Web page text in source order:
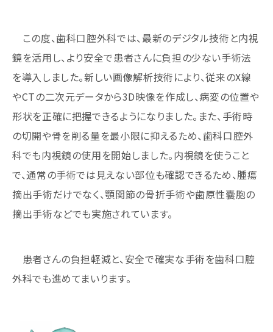
この度、歯科口腔外科では、最新のデジタル技術と内視
鏡を活用し、より安全で患者さんに負担の少ない手術法
を導入しました。新しい画像解析技術により、従来のX線
やCTの二次元データから3D映像を作成し、病変の位置や
形状を正確に把握できるようになりました。また、手術時
の切開や骨を削る量を最小限に抑えるため、歯科口腔外
科でも内視鏡の使用を開始しました。内視鏡を使うこと
で、通常の手術では見えない部位も確認できるため、腫瘍
摘出手術だけでなく、顎関節の骨折手術や歯原性嚢胞の
摘出手術などでも実施されています。
患者さんの負担軽減と、安全で確実な手術を歯科口腔
外科でも進めてまいります。